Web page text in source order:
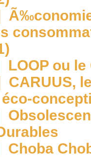
LOOP ou
CARUUS,
Choba